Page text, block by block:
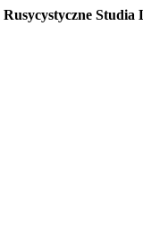
Rusycystyczne Studia